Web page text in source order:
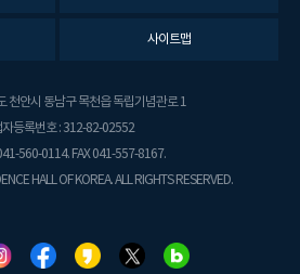
사이트맵
천안시 동남구 목천읍 독립기념관로 1
자등록번호 : 312-82-02552
560-0114. FAX 041-557-8167.
HALL OF KOREA. ALL RIGHTS RESERVED.